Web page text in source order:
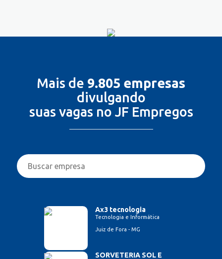
Mais de 9.805 empresas
divulgando
suas vagas no JF Empregos
Ax3 tecnologia
Tecnologia e Informática
Juiz de Fora - MG
SORVETERIA SOL E